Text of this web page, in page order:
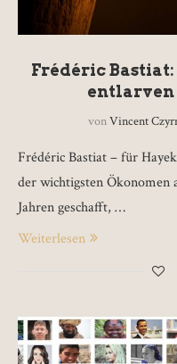
Frédéric
entlarven
vonVincent
Frédéric Bastiat – für
der wichtigsten Ökonomen
Jahren geschafft, …
Weiterlesen